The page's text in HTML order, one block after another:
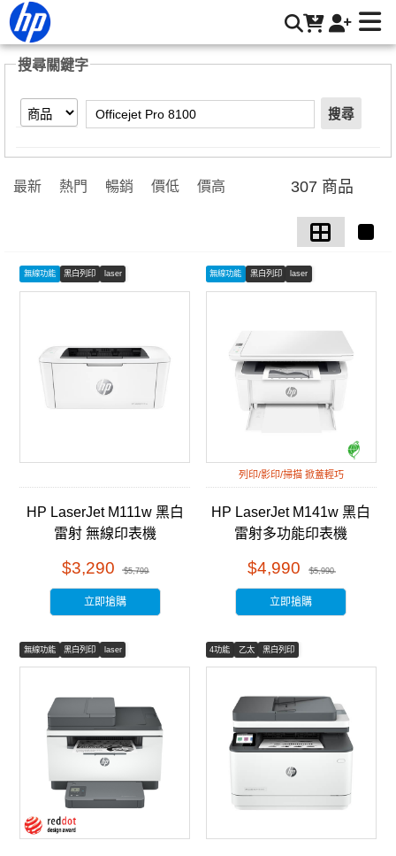
【Officejet Pro 8100】搜尋結果 | HP® 惠普台灣原廠購物網
搜尋關鍵字
搜尋
最新 熱門 暢銷 價低 價高 307 商品
無線功能 黑白列印 laser
HP LaserJet M111w 黑白
雷射 無線印表機
$3,290 $5,799
立即搶購
無線功能 黑白列印 laser
列印/影印/掃描 掀蓋輕巧
HP LaserJet M141w 黑白
雷射多功能印表機
$4,990 $5,990
立即搶購
無線功能 黑白列印 laser 4功能 乙太 黑白列印